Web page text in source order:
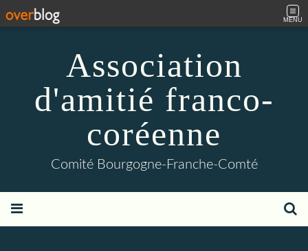
MENU
Association
d'amitié franco-
coréenne
Comité Bourgogne-Franche-Comté